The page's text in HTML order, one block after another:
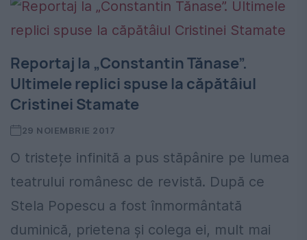
Reportaj la „Constantin Tănase”.
Ultimele replici spuse la căpătâiul
Cristinei Stamate
29 NOIEMBRIE 2017
O tristețe infinită a pus stăpânire pe lumea
teatrului românesc de revistă. După ce
Stela Popescu a fost înmormântată
duminică, prietena și colega ei, mult mai